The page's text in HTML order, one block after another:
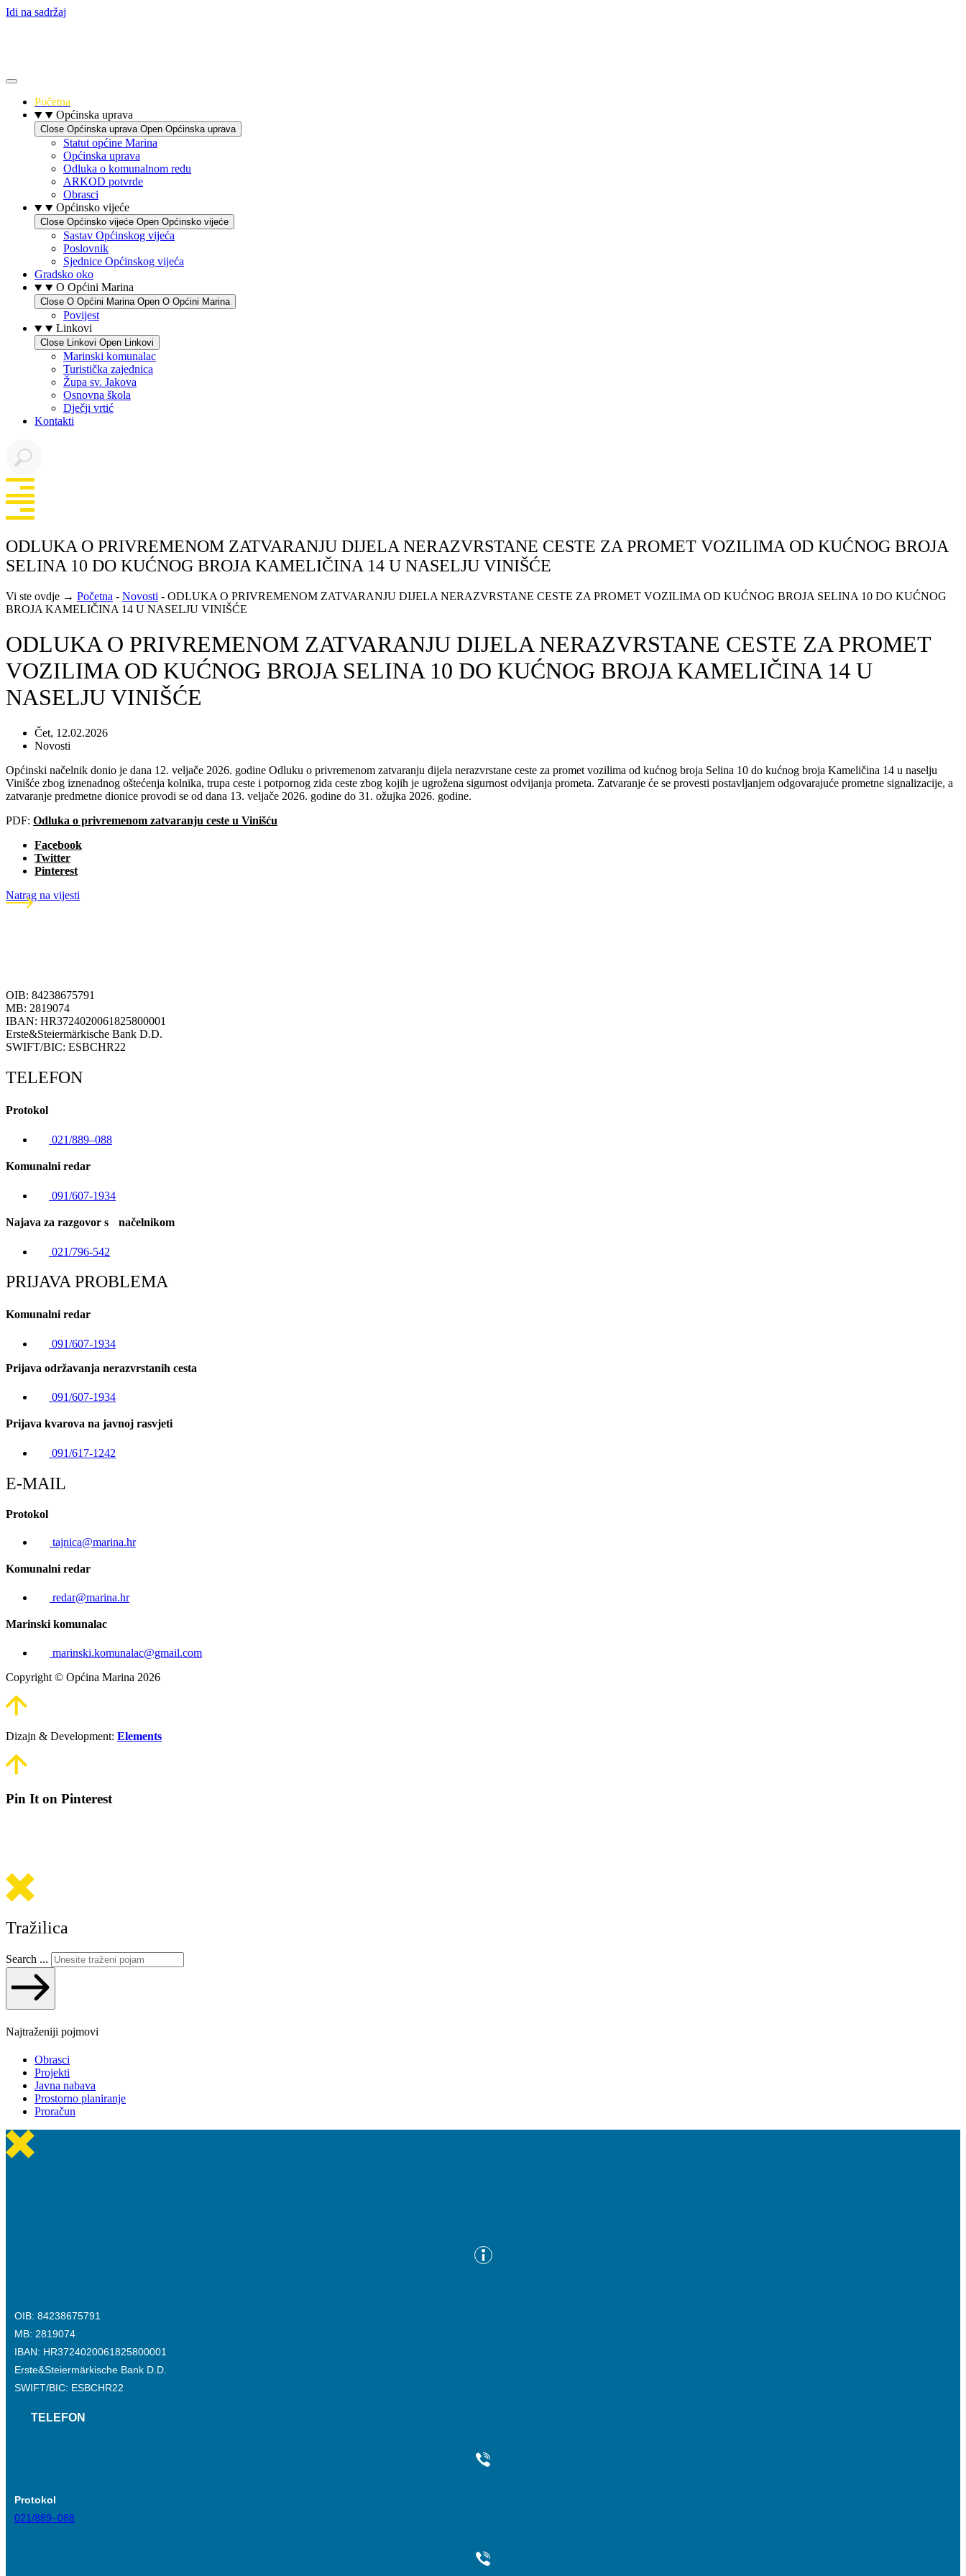
Idi na sadržaj
Početna
Općinska uprava
Close Općinska uprava Open Općinska uprava
Statut općine Marina
Općinska uprava
Odluka o komunalnom redu
ARKOD potvrde
Obrasci
Općinsko vijeće
Close Općinsko vijeće Open Općinsko vijeće
Sastav Općinskog vijeća
Poslovnik
Sjednice Općinskog vijeća
Gradsko oko
O Općini Marina
Close O Općini Marina Open O Općini Marina
Povijest
Linkovi
Close Linkovi Open Linkovi
Marinski komunalac
Turistička zajednica
Župa sv. Jakova
Osnovna škola
Dječji vrtić
Kontakti
ODLUKA O PRIVREMENOM ZATVARANJU DIJELA NERAZVRSTANE CESTE ZA PROMET VOZILIMA OD KUĆNOG BROJA
SELINA 10 DO KUĆNOG BROJA KAMELIČINA 14 U NASELJU VINIŠĆE
Vi ste ovdje → Početna - Novosti - ODLUKA O PRIVREMENOM ZATVARANJU DIJELA NERAZVRSTANE CESTE ZA PROMET VOZILIMA OD KUĆNOG BROJA SELINA 10 DO KUĆNOG
BROJA KAMELIČINA 14 U NASELJU VINIŠĆE
ODLUKA O PRIVREMENOM ZATVARANJU DIJELA NERAZVRSTANE CESTE ZA PROMET
VOZILIMA OD KUĆNOG BROJA SELINA 10 DO KUĆNOG BROJA KAMELIČINA 14 U
NASELJU VINIŠĆE
Čet, 12.02.2026
Novosti
Općinski načelnik donio je dana 12. veljače 2026. godine Odluku o privremenom zatvaranju dijela nerazvrstane ceste za promet vozilima od kućnog broja Selina 10 do kućnog broja Kameličina 14 u naselju
Vinišće zbog iznenadnog oštećenja kolnika, trupa ceste i potpornog zida ceste zbog kojih je ugrožena sigurnost odvijanja prometa. Zatvaranje će se provesti postavljanjem odgovarajuće prometne signalizacije, a
zatvaranje predmetne dionice provodi se od dana 13. veljače 2026. godine do 31. ožujka 2026. godine.
PDF: Odluka o privremenom zatvaranju ceste u Vinišću
Facebook
Twitter
Pinterest
Natrag na vijesti
OIB: 84238675791
MB: 2819074
IBAN: HR3724020061825800001
Erste&Steiermärkische Bank D.D.
SWIFT/BIC: ESBCHR22
TELEFON
Protokol
021/889–088
Komunalni redar
091/607-1934
Najava za razgovor s načelnikom
021/796-542
PRIJAVA PROBLEMA
Komunalni redar
091/607-1934
Prijava održavanja nerazvrstanih cesta
091/607-1934
Prijava kvarova na javnoj rasvjeti
091/617-1242
E-MAIL
Protokol
tajnica@marina.hr
Komunalni redar
redar@marina.hr
Marinski komunalac
marinski.komunalac@gmail.com
Copyright © Općina Marina 2026
Dizajn & Development: Elements
Pin It on Pinterest
Tražilica
Search ...
Najtraženiji pojmovi
Obrasci
Projekti
Javna nabava
Prostorno planiranje
Proračun
OIB: 84238675791
MB: 2819074
IBAN: HR3724020061825800001
Erste&Steiermärkische Bank D.D.
SWIFT/BIC: ESBCHR22
TELEFON
Protokol
021/889–088